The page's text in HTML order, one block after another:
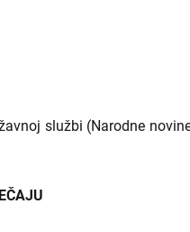
službi (Narodne